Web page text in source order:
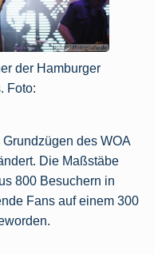
der Hamburger
Foto:
des WOA
Die Maßstäbe
800 Besuchern in
Fans auf einem 300